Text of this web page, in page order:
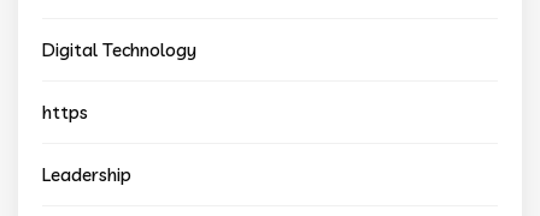
Digital Technology
https
Leadership